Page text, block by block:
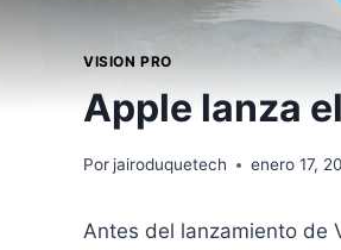
VISION PRO
Apple lanza
Por jairoduquetech enero 17,
Antes del lanzamiento de